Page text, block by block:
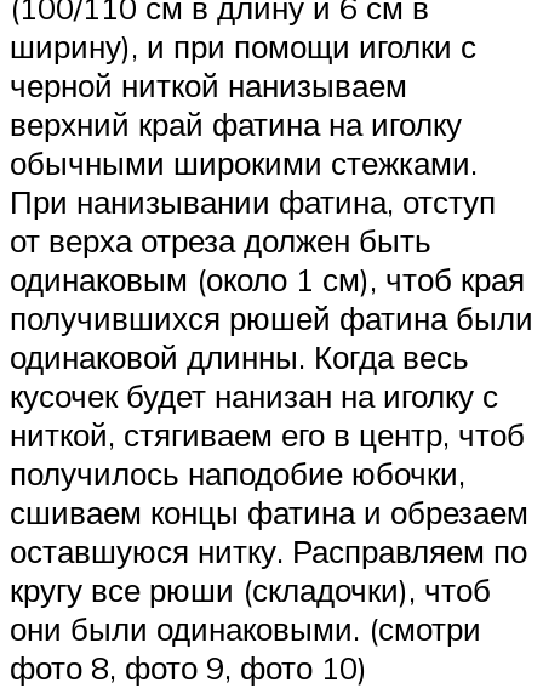
(100/110 см в длину и 6 см в
ширину), и при помощи иголки с
черной ниткой нанизываем
верхний край фатина на иголку
обычными широкими стежками.
При нанизывании фатина, отступ
от верха отреза должен быть
одинаковым (около 1 см), чтоб края
получившихся рюшей фатина были
одинаковой длинны. Когда весь
кусочек будет нанизан на иголку с
ниткой, стягиваем его в центр, чтоб
получилось наподобие юбочки,
сшиваем концы фатина и обрезаем
оставшуюся нитку. Расправляем по
кругу все рюши (складочки), чтоб
они были одинаковыми. (смотри
фото 8, фото 9, фото 10)